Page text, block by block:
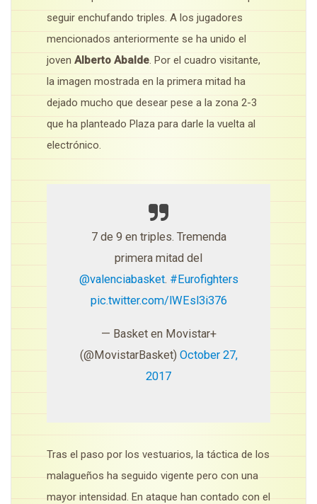
seguir enchufando triples. A los jugadores
mencionados anteriormente se ha unido el
joven Alberto Abalde . Por el cuadro visitante,
la imagen mostrada en la primera mitad ha
dejado mucho que desear pese a la zona 2-3
que ha planteado Plaza para darle la vuelta al
electrónico.
7 de 9 en triples. Tremenda
primera mitad del
@valenciabasket. #Eurofighters
pic.twitter.com/lWEsl3i376
— Basket en Movistar+
(@MovistarBasket) October 27,
2017
Tras el paso por los vestuarios, la táctica de los
malagueños ha seguido vigente pero con una
mayor intensidad. En ataque han contado con el